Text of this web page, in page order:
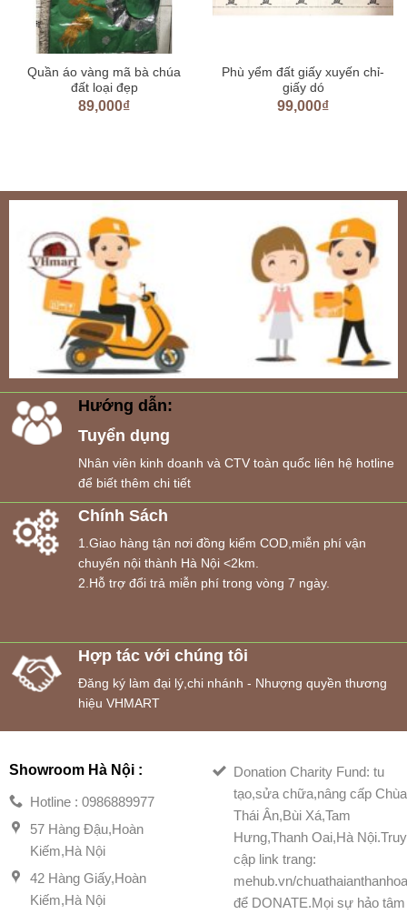
Quần áo vàng mã bà chúa
đất loại đẹp
89,000₫
Phù yểm đất giấy xuyến chỉ-
giấy dó
99,000₫
Hướng dẫn:
Tuyển dụng
Nhân viên kinh doanh và CTV toàn quốc liên hệ hotline
để biết thêm chi tiết
Chính Sách
1.Giao hàng tận nơi đồng kiểm COD,miễn phí vận
chuyển nội thành Hà Nội <2km.
2.Hỗ trợ đổi trả miễn phí trong vòng 7 ngày.
Hợp tác với chúng tôi
Đăng ký làm đại lý,chi nhánh - Nhượng quyền thương
hiệu VHMART
Showroom Hà Nội :
Hotline : 0986889977
57 Hàng Đậu,Hoàn
Kiếm,Hà Nội
42 Hàng Giấy,Hoàn
Kiếm,Hà Nội
Donation Charity Fund: tu
tạo,sửa chữa,nâng cấp Chùa
Thái Ân,Bùi Xá,Tam
Hưng,Thanh Oai,Hà Nội.Truy
cập link trang:
mehub.vn/
để DONATE.Mọi sự hảo tâm